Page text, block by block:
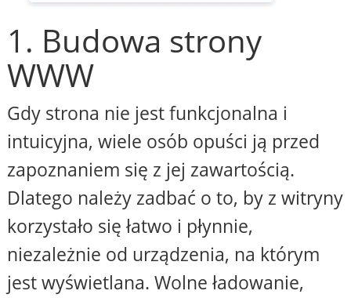
1. Budowa strony
WWW
Gdy strona nie jest funkcjonalna i
intuicyjna, wiele osób opuści ją przed
zapoznaniem się z jej zawartością.
Dlatego należy zadbać o to, by z witryny
korzystało się łatwo i płynnie,
niezależnie od urządzenia, na którym
jest wyświetlana. Wolne ładowanie,